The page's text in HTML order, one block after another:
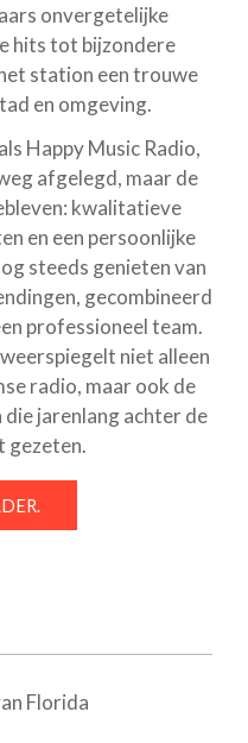
onvergetelijke
hits tot bijzondere
station een trouwe
en omgeving.
Happy Music Radio,
afgelegd, maar de
kwalitatieve
en een persoonlijke
steeds genieten van
gecombineerd
professioneel team.
niet alleen
radio, maar ook de
die jarenlang achter de
gezeten.